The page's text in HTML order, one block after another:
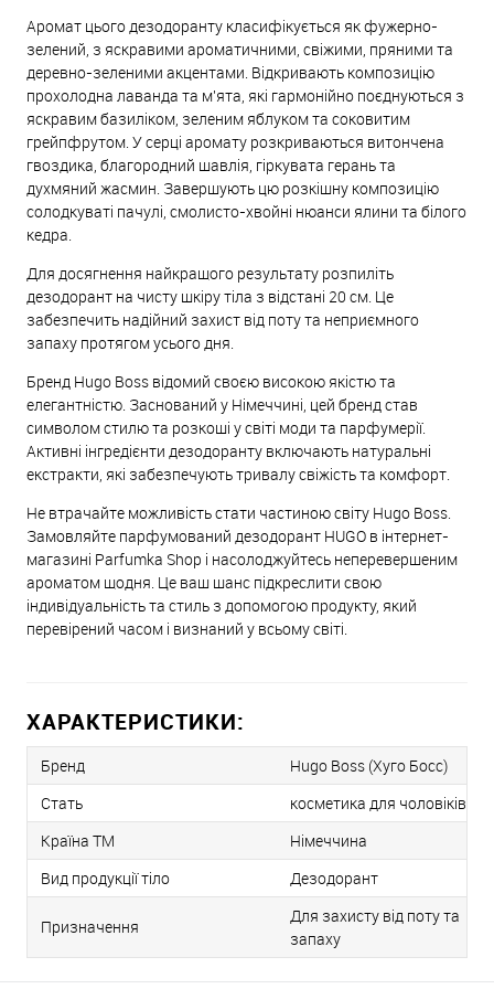
Аромат цього дезодоранту класифікується як фужерно-
зелений, з яскравими ароматичними, свіжими, пряними та
деревно-зеленими акцентами. Відкривають композицію
прохолодна лаванда та м'ята, які гармонійно поєднуються з
яскравим базиліком, зеленим яблуком та соковитим
грейпфрутом. У серці аромату розкриваються витончена
гвоздика, благородний шавлія, гіркувата герань та
духмяний жасмин. Завершують цю розкішну композицію
солодкуваті пачулі, смолисто-хвойні нюанси ялини та білого
кедра.
Для досягнення найкращого результату розпиліть
дезодорант на чисту шкіру тіла з відстані 20 см. Це
забезпечить надійний захист від поту та неприємного
запаху протягом усього дня.
Бренд Hugo Boss відомий своєю високою якістю та
елегантністю. Заснований у Німеччині, цей бренд став
символом стилю та розкоші у світі моди та парфумерії.
Активні інгредієнти дезодоранту включають натуральні
екстракти, які забезпечують тривалу свіжість та комфорт.
Не втрачайте можливість стати частиною світу Hugo Boss.
Замовляйте парфумований дезодорант HUGO в інтернет-
магазині Parfumka Shop і насолоджуйтесь неперевершеним
ароматом щодня. Це ваш шанс підкреслити свою
індивідуальність та стиль з допомогою продукту, який
перевірений часом і визнаний у всьому світі.
ХАРАКТЕРИСТИКИ:
Бренд
Hugo Boss (Хуго Босс)
Стать
косметика для чоловіків
Країна ТМ
Німеччина
Вид продукції тіло
Дезодорант
Призначення
Для захисту від поту та
запаху